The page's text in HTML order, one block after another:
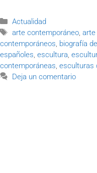
Actualidad
arte contemporáneo,arte
contemporáneos, biografía
españoles, escultura,
contemporáneas, esculturas
Deja un comentario